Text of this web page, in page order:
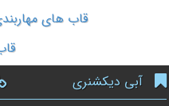
قاب های
آبی دیکشنری